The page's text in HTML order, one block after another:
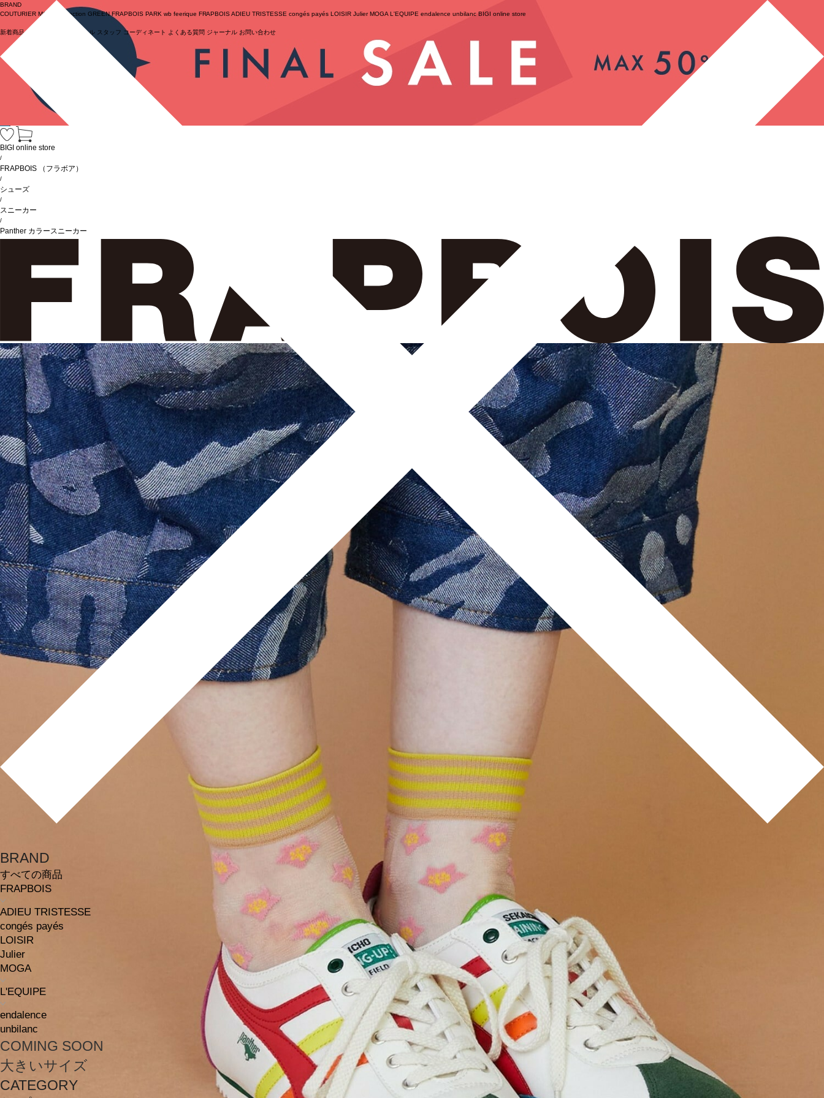
BRAND
COUTURIER MOGA Collection GREEN FRAPBOIS PARK wb feerique FRAPBOIS ADIEU TRISTESSE congés payés LOISIR Julier MOGA L'EQUIPE endalence unbilanc BIGI online store
新着商品 (ライブ) セール スタッフ コーディネート よくある質問 ジャーナル お問い合わせ
BRAND
すべての商品
FRAPBOIS
ADIEU TRISTESSE
congés payés
LOISIR
Julier
MOGA
L'EQUIPE
endalence
unbilanc
COMING SOON
大きいサイズ
CATEGORY
BIGI online store
/
FRAPBOIS （フラボア）
/
シューズ
/
スニーカー
/
Panther カラースニーカー